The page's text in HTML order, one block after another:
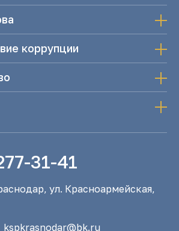
коррупции
31-41
ул. Красноармейская,
kspkrasnodar@bk.ru